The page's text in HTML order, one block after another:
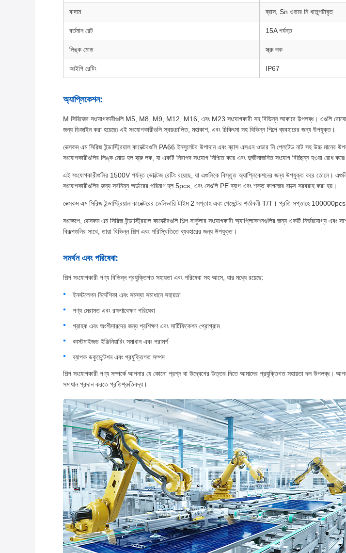
বাদাম ব্রাস, Sn ওভার নি ধাতুপট্টাবৃত
বর্তমান রেট 15A পর্যন্ত
লিঙ্ক মোড স্ক্রু লক
আইপি রেটিং IP67
অ্যাপ্লিকেশন:
M সিরিজের সংযোগকারীগুলি M5, M8, M9, M12, M16, এবং M23 সংযোগকারী সহ বিভিন্ন আকারে উপলব্ধ। এগুলি
জন্য ডিজাইন করা হয়েছে৷ এই সংযোগকারীগুলি স্বয়ংচালিত, মহাকাশ, এবং চিকিৎসা সহ বিভিন্ন শিল্পে ব্যবহারের জন্য উপযুক্ত।
বেক্সকম এম সিরিজ ইন্ডাস্ট্রিয়াল কানেক্টরগুলি PA66 ইনসুলেটর উপাদান এবং ব্রাস এসএন ওভার নি প্লেটেড নাট সহ উচ্চ মানের
সংযোগকারীগুলির লিঙ্ক মোড হল স্ক্রু লক, যা একটি নিরাপদ সংযোগ নিশ্চিত করে এবং দুর্ঘটনাজনিত সংযোগ বিচ্ছিন্ন হওয়া রোধ করে৷
এই সংযোগকারীগুলির 1500V পর্যন্ত ভোল্টেজ রেটিং রয়েছে, যা এগুলিকে বিস্তৃত অ্যাপ্লিকেশনের জন্য উপযুক্ত করে তোলে।
সংযোগকারীগুলির জন্য সর্বনিম্ন অর্ডারের পরিমাণ হল 5pcs, এবং সেগুলি PE ব্যাগ এবং শক্ত কাগজের বাক্সে সরবরাহ করা হয়।
বেক্সকম এম সিরিজ ইন্ডাস্ট্রিয়াল কানেক্টরের ডেলিভারি টাইম 2 সপ্তাহ এবং পেমেন্টের শর্তাবলী T/T। প্রতি সপ্তাহে
সংক্ষেপে, বেক্সকম এম সিরিজ ইন্ডাস্ট্রিয়াল কানেক্টরগুলি শিল্প সার্কুলার সংযোগকারী অ্যাপ্লিকেশনগুলির জন্য একটি
বিকল্পগুলির সাথে, তারা বিভিন্ন শিল্প এবং পরিস্থিতিতে ব্যবহারের জন্য উপযুক্ত।
সমর্থন এবং পরিষেবা:
শিল্প সংযোগকারী পণ্য বিভিন্ন প্রযুক্তিগত সহায়তা এবং পরিষেবা সহ আসে, যার মধ্যে রয়েছে:
ইনস্টলেশন নির্দেশিকা এবং সমস্যা সমাধানে সহায়তা
পণ্য মেরামত এবং রক্ষণাবেক্ষণ পরিষেবা
গ্রাহক এবং অংশীদারদের জন্য প্রশিক্ষণ এবং সার্টিফিকেশন প্রোগ্রাম
কাস্টমাইজড ইঞ্জিনিয়ারিং সমাধান এবং পরামর্শ
ব্যাপক ডকুমেন্টেশন এবং প্রযুক্তিগত সম্পদ
শিল্প সংযোগকারী পণ্য সম্পর্কে আপনার যে কোনো প্রশ্ন বা উদ্বেগের উত্তর দিতে আমাদের প্রযুক্তিগত সহায়তা দল উপলব্ধ।
সমাধান প্রদান করতে প্রতিশ্রুতিবদ্ধ।